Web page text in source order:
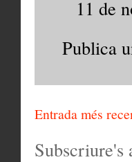
11 de
Publica
Entrada més
Subscriure's